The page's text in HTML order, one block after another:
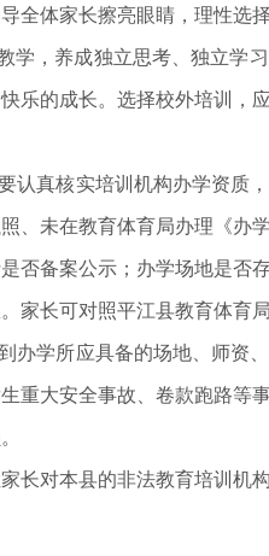
体家长擦亮眼睛，理性选
，养成独立思考、独立学
乐的成长。选择校外培训，
真核实培训机构办学资质
、未在教育体育局办理《办
否备案公示；办学场地是否
长可对照平江县教育体育
学所应具备的场地、师资
重大安全事故、卷款跑路等
对本县的非法教育培训机